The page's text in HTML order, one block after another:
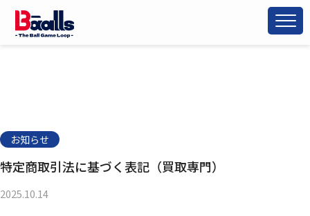
お知らせ
特定商取引法に基づく表記（買取専門）
2025.10.14